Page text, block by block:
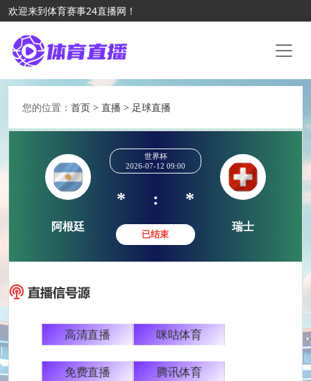
欢迎来到体育赛事24直播网！
您的位置： 首页 > 直播 > 足球直播
2026-07-12 09:00
* :
瑞士
高清直播 咪咕体育
免费直播 腾讯体育